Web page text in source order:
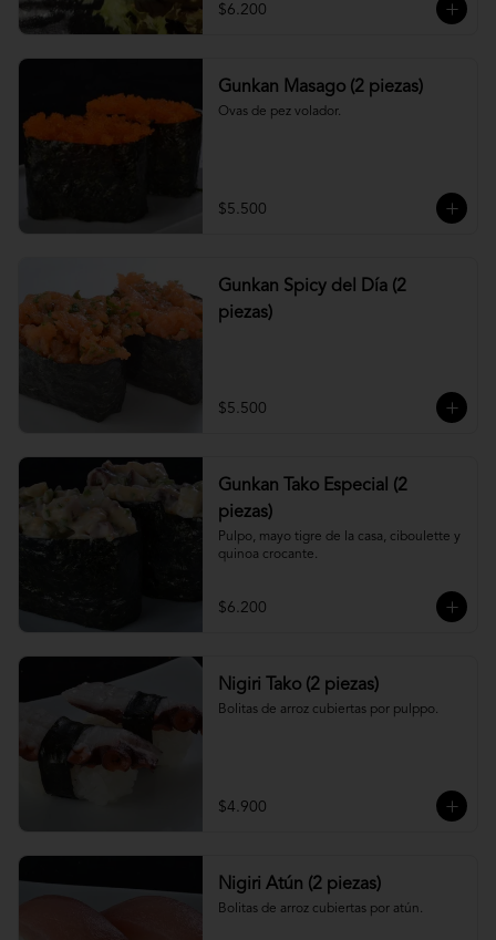
$6.200
Gunkan Masago (2 piezas)
Ovas de pez volador.
$5.500
Gunkan Spicy del Día (2
piezas)
$5.500
Gunkan Tako Especial (2
piezas)
Pulpo, mayo tigre de la casa, ciboulette y
quinoa crocante.
$6.200
Nigiri Tako (2 piezas)
Bolitas de arroz cubiertas por pulppo.
$4.900
Nigiri Atún (2 piezas)
Bolitas de arroz cubiertas por atún.